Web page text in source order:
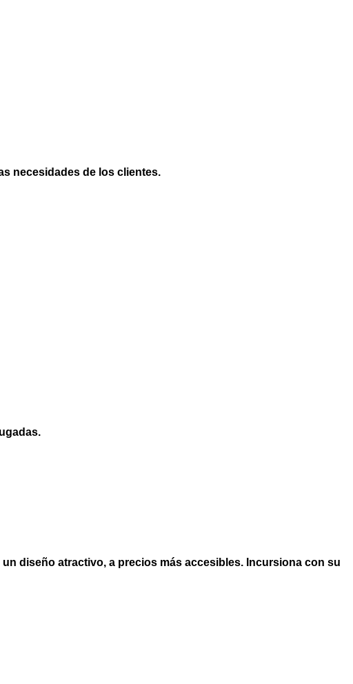
necesidades de los clientes.
diseño atractivo, a precios más accesibles. Incursiona con su